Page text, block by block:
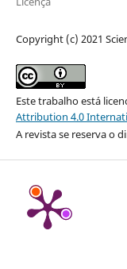
Copyright (c) 2021
Este trabalho está
Attribution 4.0
A revista se reserva o